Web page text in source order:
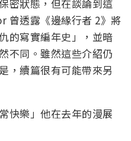
密狀態，但在談論到這
曾透露《邊緣行者 2》將
的寫實編年史」，並暗
不同。雖然這些介紹仍
，續篇很有可能帶來另
快樂」他在去年的漫展